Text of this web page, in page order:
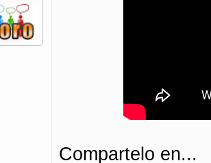
Compartelo en...